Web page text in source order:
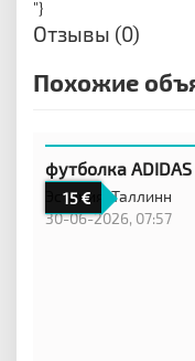
"}
Отзывы (0)
Похожие
15
футболка
Эстония,Таллинн
30-06-2026, 07:57